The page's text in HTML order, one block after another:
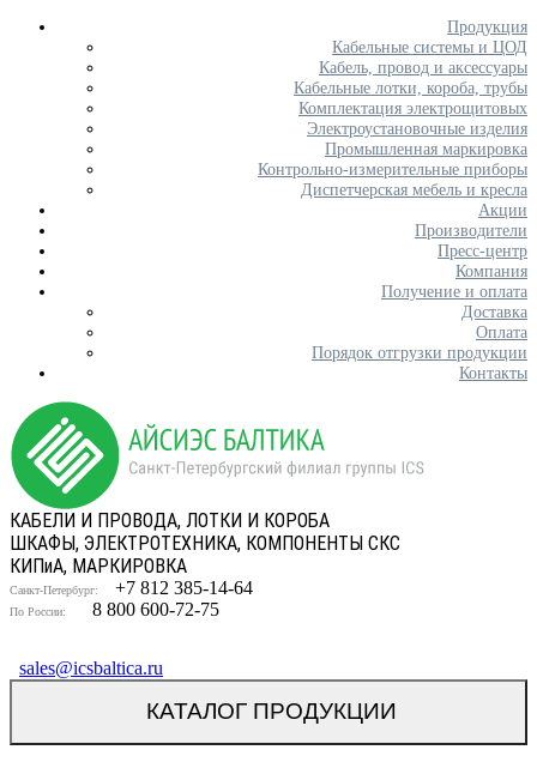
Продукция
Кабельные системы и ЦОД
Кабель, провод и аксессуары
Кабельные лотки, короба, трубы
Комплектация электрощитовых
Электроустановочные изделия
Промышленная маркировка
Контрольно-измерительные приборы
Диспетчерская мебель и кресла
Акции
Производители
Пресс-центр
Компания
Получение и оплата
Доставка
Оплата
Порядок отгрузки продукции
Контакты
КАБЕЛИ И ПРОВОДА, ЛОТКИ И КОРОБА
ШКАФЫ, ЭЛЕКТРОТЕХНИКА, КОМПОНЕНТЫ СКС
КИПиА, МАРКИРОВКА
Санкт-Петербург: +7 812 385-14-64
По России: 8 800 600-72-75
sales@icsbaltica.ru
КАТАЛОГ ПРОДУКЦИИ